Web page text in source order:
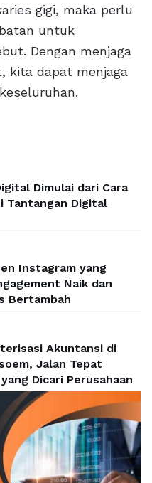
gigi, maka perlu
untuk
Dengan menjaga
kita dapat menjaga
Dimulai dari Cara
Tantangan Digital
Instagram yang
Naik dan
Bertambah
Akuntansi di
Jalan Tepat
Dicari Perusahaan